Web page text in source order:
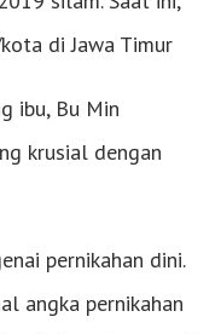
di Jawa Timur
ibu, Bu Min
krusial dengan
pernikahan dini.
angka pernikahan